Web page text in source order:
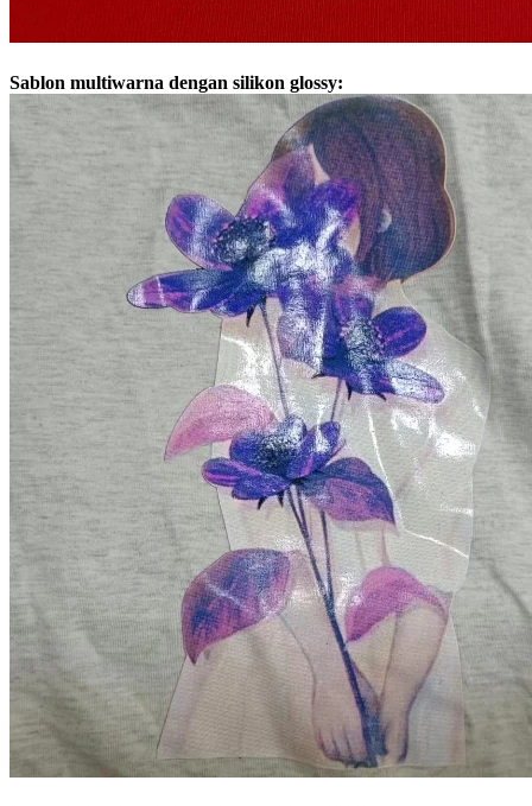
Sablon multiwarna dengan silikon glossy: